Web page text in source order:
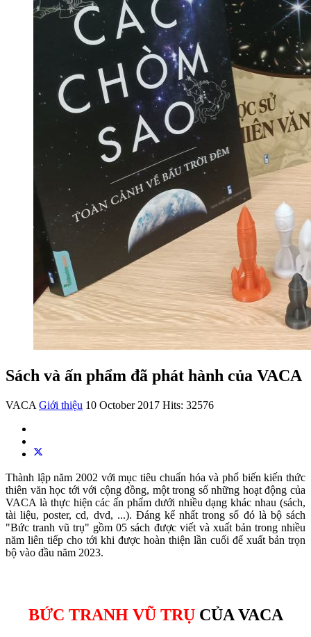
Sách và ấn phẩm đã phát hành của VACA
VACA Giới thiệu 10 October 2017 Hits: 32576
Thành lập năm 2002 với mục tiêu chuẩn hóa và phổ biến kiến thức
thiên văn học tới với cộng đồng, một trong số những hoạt động của
VACA là thực hiện các ấn phẩm dưới nhiều dạng khác nhau (sách,
tài liệu, poster, cd, dvd, ...). Đáng kể nhất trong số đó là bộ sách
"Bức tranh vũ trụ" gồm 05 sách được viết và xuất bản trong nhiều
năm liên tiếp cho tới khi được hoàn thiện lần cuối để xuất bản trọn
bộ vào đầu năm 2023.
BỨC TRANH VŨ TRỤCỦA VACA